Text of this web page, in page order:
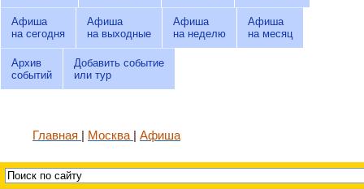
Афиша
на сегодня
Афиша
на выходные
Афиша
на неделю
Афиша
на месяц
Архив
событий
Добавить событие
или тур
Главная Москва Афиша